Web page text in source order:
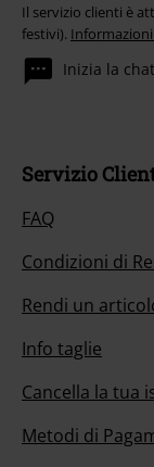
Il servizio clienti è
festivi).
Inizia la chat
Servizio
FAQ
Condizioni di
Rendi un
Info taglie
Cancella la tua
Metodi di